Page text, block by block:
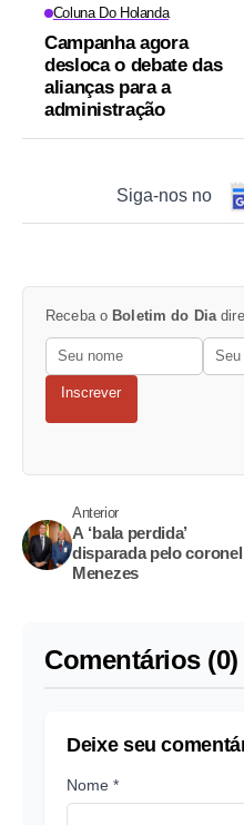
Coluna Do Holanda
Campanha agora
desloca o debate das
alianças para a
administração
Siga-nos no
Receba o Boletim do Dia
Inscrever
Anterior
A ‘bala perdida’
disparada pelo coronel
Menezes
Comentários (0)
Deixe seu
Nome *